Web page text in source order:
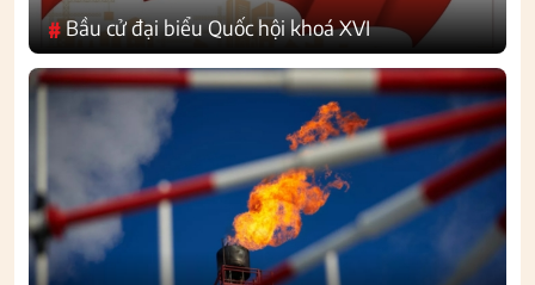
#Bầu cử đại biểu Quốc hội khoá XVI